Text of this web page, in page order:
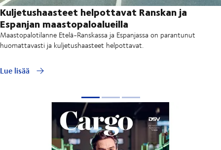
Kuljetushaasteet helpottavat Ranskan ja
Espanjan maastopaloalueilla
Maastopalotilanne Etelä-Ranskassa ja Espanjassa on parantunut
huomattavasti ja kuljetushaasteet helpottavat.
Lue lisää